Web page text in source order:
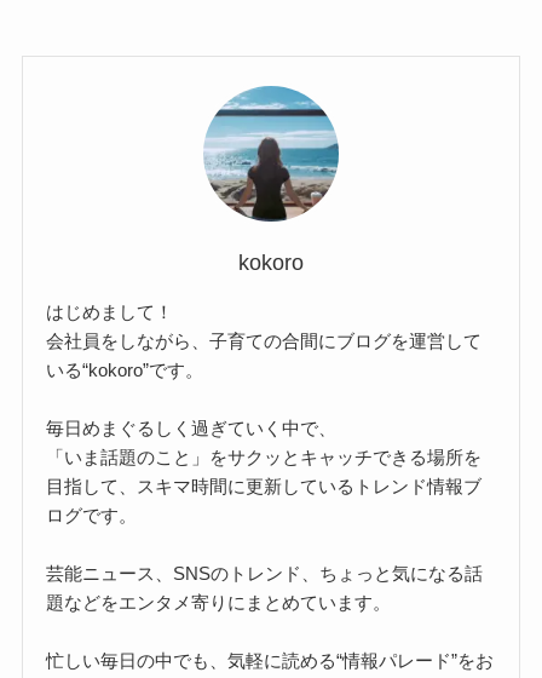
kokoro
はじめまして！
会社員をしながら、子育ての合間にブログを運営して
いる“kokoro”です。
毎日めまぐるしく過ぎていく中で、
「いま話題のこと」をサクッとキャッチできる場所を
目指して、スキマ時間に更新しているトレンド情報ブ
ログです。
芸能ニュース、SNSのトレンド、ちょっと気になる話
題などをエンタメ寄りにまとめています。
忙しい毎日の中でも、気軽に読める“情報パレード”をお